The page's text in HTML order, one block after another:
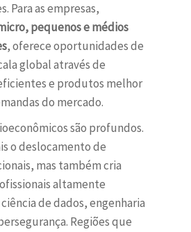
Para as empresas,
pequenos e médios
, oferece oportunidades de
global através de
e produtos melhor
do mercado.
são profundos.
o deslocamento de
mas também cria
altamente
de dados, engenharia
Regiões que